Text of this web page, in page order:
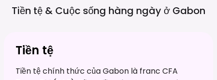
Tiền tệ & Cuộc sống hàng ngày ở Gabon
Tiền tệ
Tiền tệ chính thức của Gabon là franc CFA